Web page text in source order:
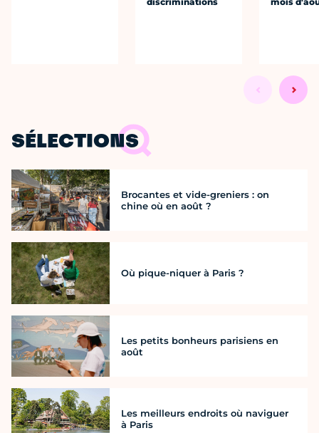
SÉLECTIONS
Brocantes et vide-greniers : on
chine où en août ?
Où pique-niquer à Paris ?
Les petits bonheurs parisiens en
août
Les meilleurs endroits où naviguer
à Paris